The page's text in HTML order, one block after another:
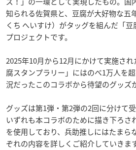
知られる佐賀県と、豆腐が大好物な五
くち へいすけ）がタッグを組んだ「豆
プロジェクトです。
2025年10月から12月にかけて実施さ
腐スタンプラリー」にはのべ1万人を
況だったこのコラボから待望のグッズ
グッズは第1弾・第2弾の2回に分けて
いずれも本コラボのために描き下ろさ
を使用しており、兵助推しにはたまら
ぞれの内容を詳しくご紹介していきま